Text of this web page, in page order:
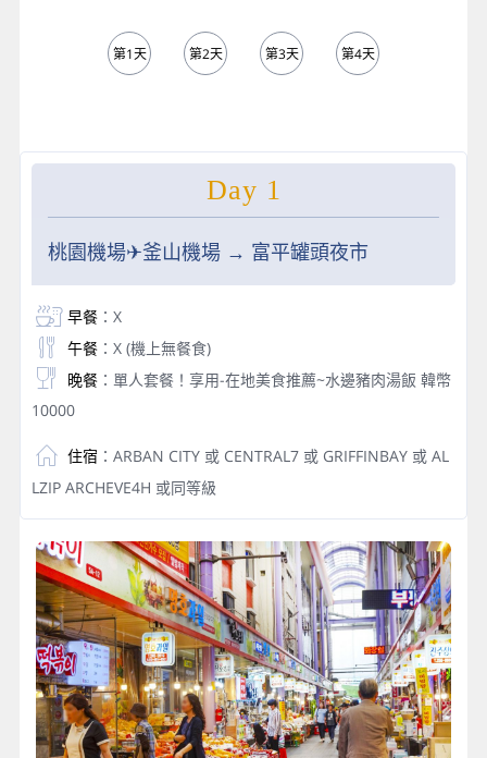
第1天 第2天 第3天 第4天
Day 1
桃園機場✈︎釜山機場 → 富平罐頭夜市
早餐：X
午餐：X (機上無餐食)
晚餐：單人套餐！享用-在地美食推薦~水邊豬肉湯飯 韓幣
10000
住宿 ：ARBAN CITY 或 CENTRAL7 或 GRIFFINBAY 或 AL
LZIP ARCHEVE4H 或同等級